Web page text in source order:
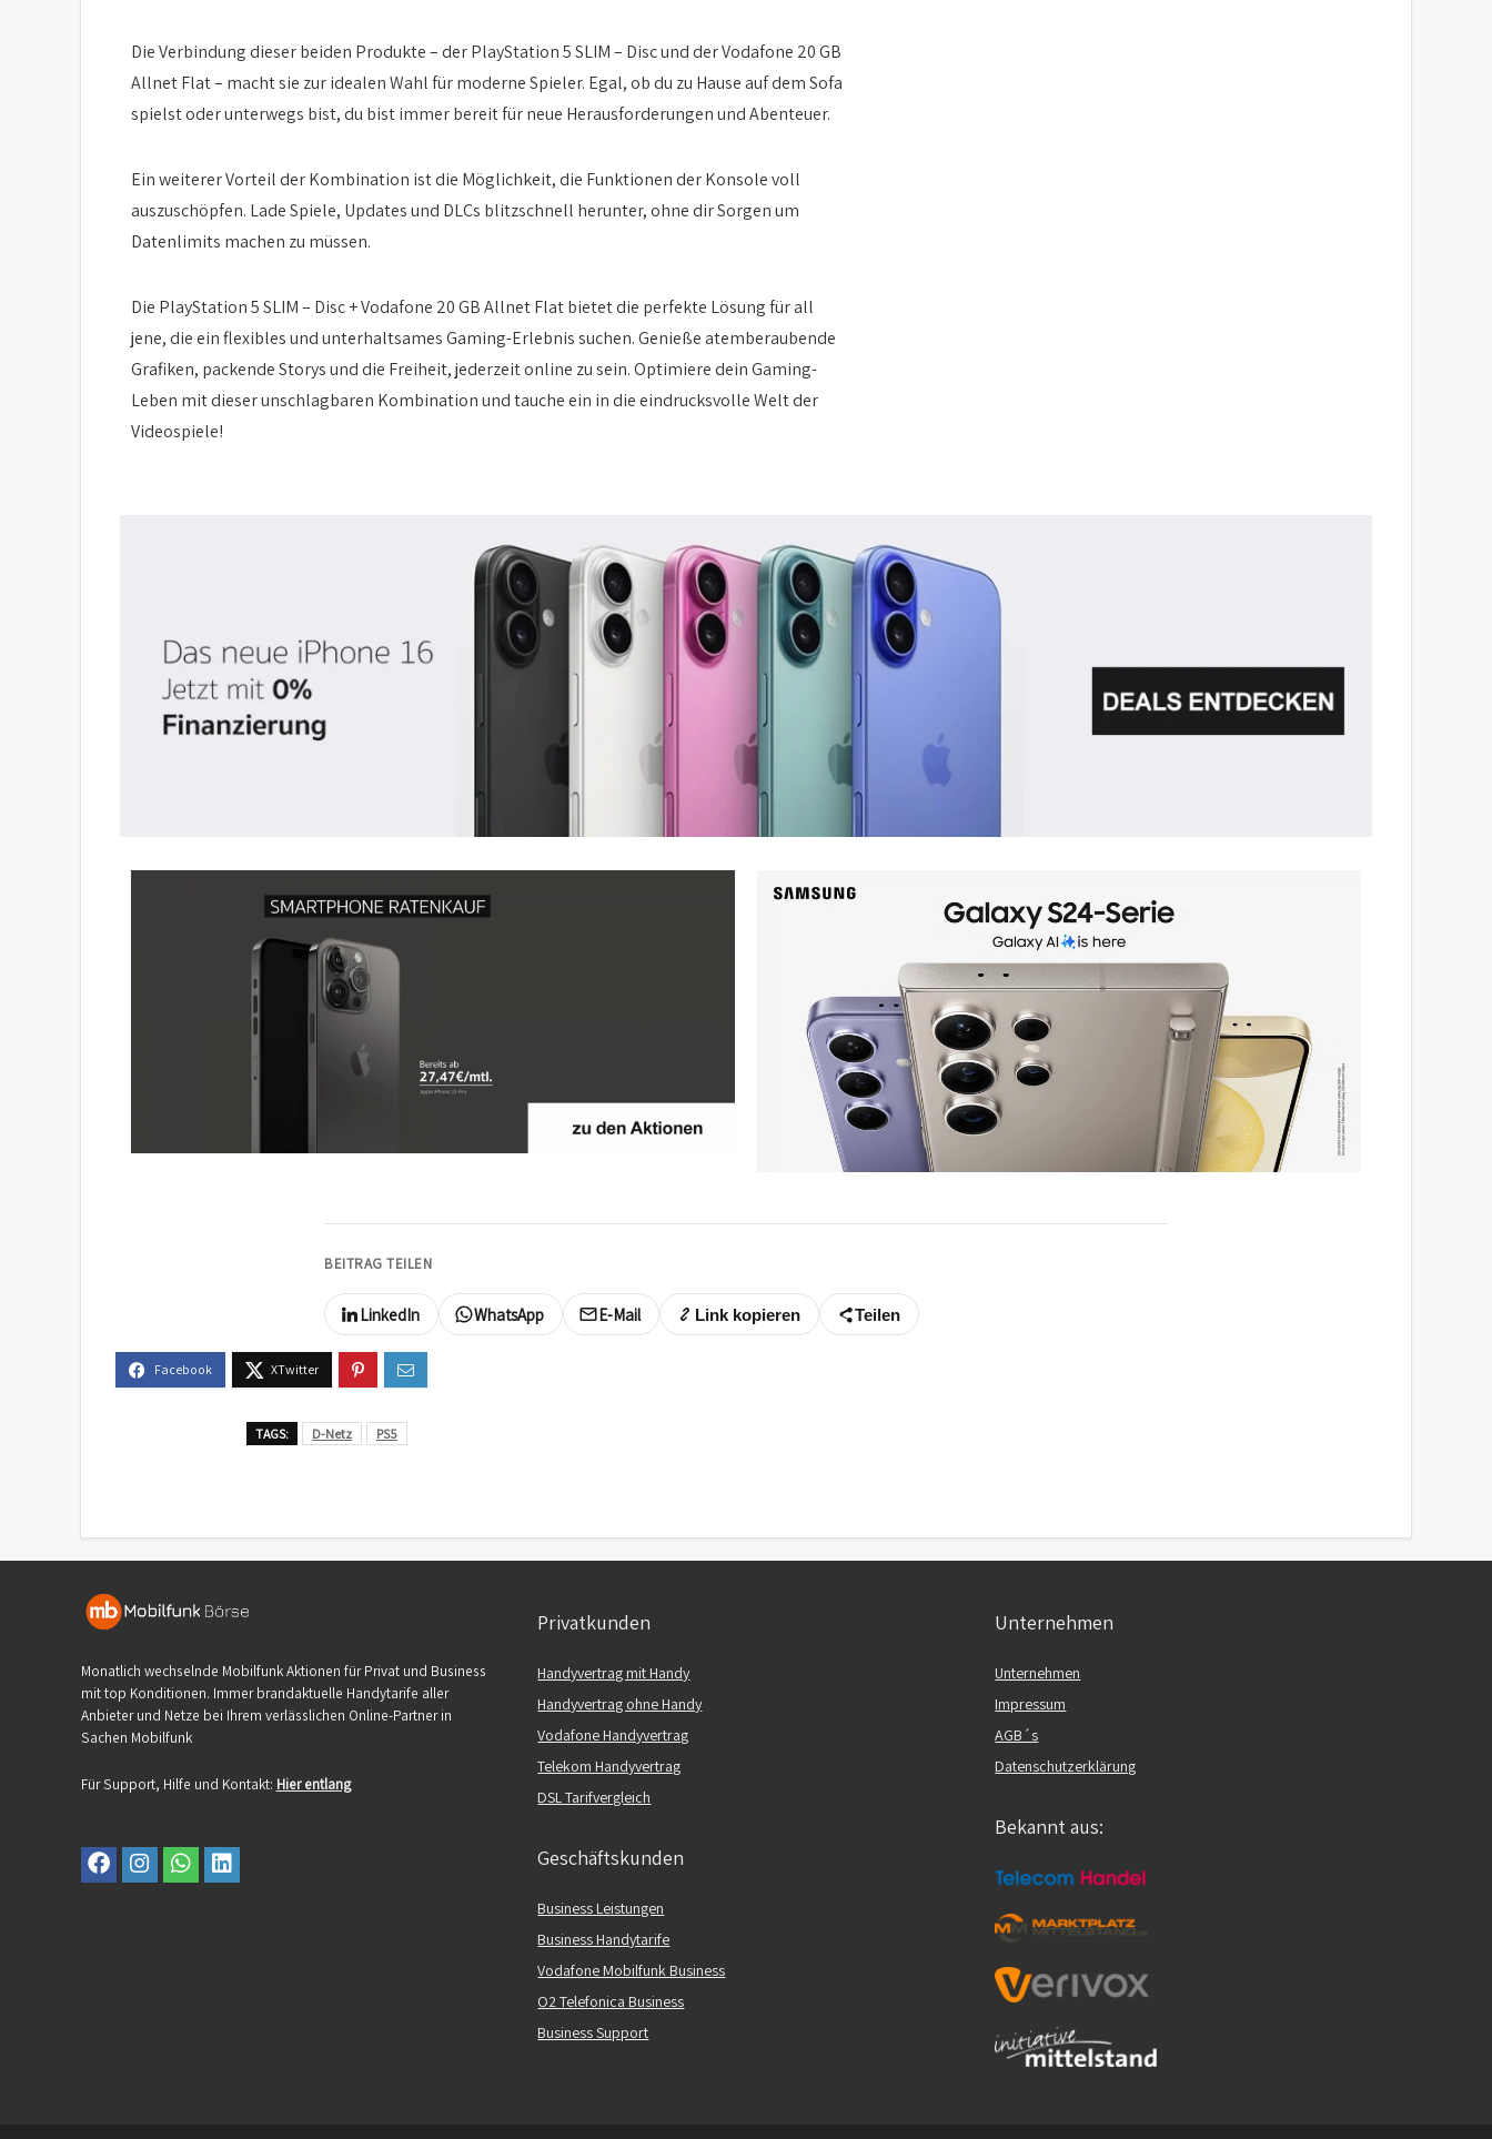
Die Verbindung dieser beiden Produkte – der PlayStation 5 SLIM – Disc und der Vodafone 20 GB
Allnet Flat – macht sie zur idealen Wahl für moderne Spieler. Egal, ob du zu Hause auf dem Sofa
spielst oder unterwegs bist, du bist immer bereit für neue Herausforderungen und Abenteuer.
Ein weiterer Vorteil der Kombination ist die Möglichkeit, die Funktionen der Konsole voll
auszuschöpfen. Lade Spiele, Updates und DLCs blitzschnell herunter, ohne dir Sorgen um
Datenlimits machen zu müssen.
Die PlayStation 5 SLIM – Disc + Vodafone 20 GB Allnet Flat bietet die perfekte Lösung für all
jene, die ein flexibles und unterhaltsames Gaming-Erlebnis suchen. Genieße atemberaubende
Grafiken, packende Storys und die Freiheit, jederzeit online zu sein. Optimiere dein Gaming-
Leben mit dieser unschlagbaren Kombination und tauche ein in die eindrucksvolle Welt der
Videospiele!
BEITRAG TEILEN
LinkedIn WhatsApp E-Mail Link kopieren Teilen
TAGS: D-Netz PS5
Monatlich wechselnde Mobilfunk Aktionen für Privat und Business
mit top Konditionen. Immer brandaktuelle Handytarife aller
Anbieter und Netze bei Ihrem verlässlichen Online-Partner in
Sachen Mobilfunk
Für Support, Hilfe und Kontakt: Hier entlang
Privatkunden
Handyvertrag mit Handy
Handyvertrag ohne Handy
Vodafone Handyvertrag
Telekom Handyvertrag
DSL Tarifvergleich
Geschäftskunden
Business Leistungen
Business Handytarife
Vodafone Mobilfunk Business
O2 Telefonica Business
Business Support
Unternehmen
Unternehmen
Impressum
AGB´s
Datenschutzerklärung
Bekannt aus: